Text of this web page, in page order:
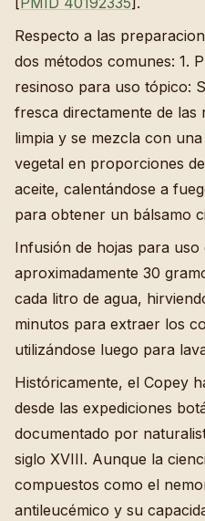
Respecto a las
dos métodos comunes: 1.
resinoso para uso tópico:
fresca directamente de
limpia y se mezcla con
vegetal en proporciones
aceite, calentándose a
para obtener un bálsamo
Infusión de hojas para
aproximadamente 30
cada litro de agua,
minutos para extraer los
utilizándose luego para
Históricamente, el Copey
desde las expediciones
documentado por
siglo XVIII. Aunque la
compuestos como el
antileucémico y su